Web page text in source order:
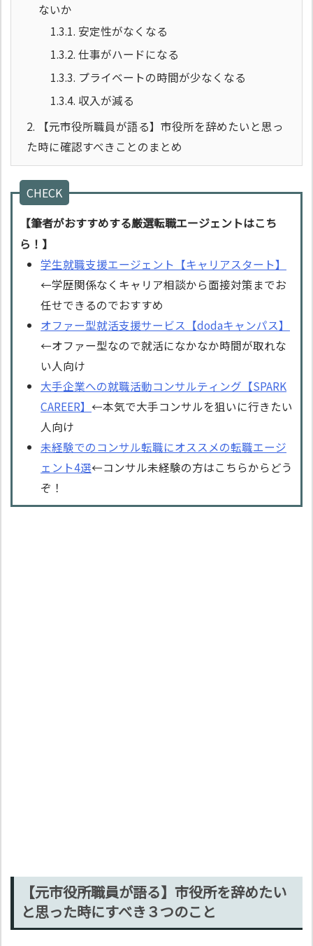
ないか
1.3.1. 安定性がなくなる
1.3.2. 仕事がハードになる
1.3.3. プライベートの時間が少なくなる
1.3.4. 収入が減る
2. 【元市役所職員が語る】市役所を辞めたいと思っ
た時に確認すべきことのまとめ
CHECK
【筆者がおすすめする厳選転職エージェントはこち
ら！】
学生就職支援エージェント【キャリアスタート】
←学歴関係なくキャリア相談から面接対策までお
任せできるのでおすすめ
オファー型就活支援サービス【dodaキャンパス】
←オファー型なので就活になかなか時間が取れな
い人向け
大手企業への就職活動コンサルティング【SPARK
CAREER】 ←本気で大手コンサルを狙いに行きたい
人向け
未経験でのコンサル転職にオススメの転職エージ
ェント4選←コンサル未経験の方はこちらからどう
ぞ！
【元市役所職員が語る】市役所を辞めたい
と思った時にすべき３つのこと